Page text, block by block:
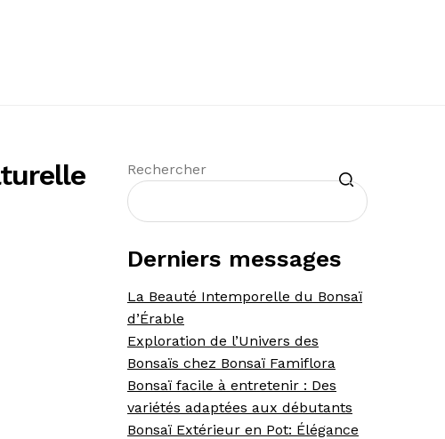
Rechercher
Recherche
Derniers messages
La Beauté Intemporelle du Bonsaï
d’Érable
Exploration de l’Univers des
Bonsaïs chez Bonsaï Famiflora
Bonsaï facile à entretenir : Des
variétés adaptées aux débutants
Bonsaï Extérieur en Pot: Élégance